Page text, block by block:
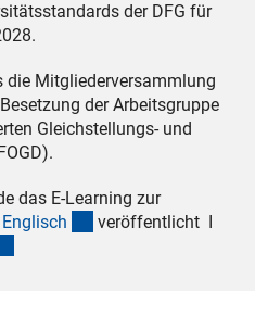
der DFG für
Mitgliederversammlung
der Arbeitsgruppe
Gleichstellungs- und
das E-Learning zur
Englisch (externer Link)
veröffentlicht I